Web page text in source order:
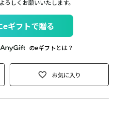
しくお願いいたします。
ギフトで贈る
のeギフトとは？
お気に入り